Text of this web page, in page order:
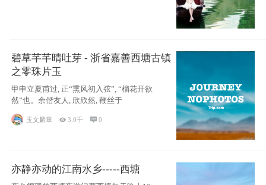
碧草芊芊晴吐芽 - 浙省嘉善西塘古镇
之零珠片玉
甲申立夏甫过, 正“熏风初入弦”, “榴花开欲
然”也。余偕友人, 欣欣然, 鞭丝于
玉文麟章  3.0千 0
亦静亦动的江南水乡-----西塘